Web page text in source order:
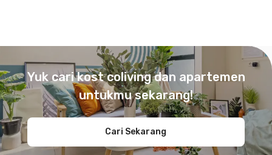
Yuk cari kost coliving dan apartemen
untukmu sekarang!
Cari Sekarang